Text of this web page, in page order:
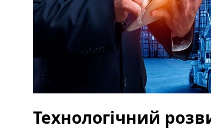
Технологічний